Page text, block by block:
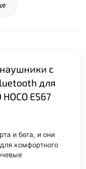
с
для
ES67
и бега, и они
комфортного